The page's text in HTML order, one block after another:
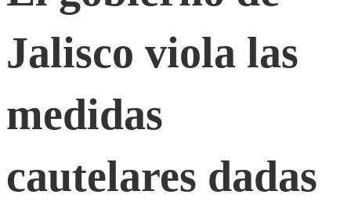
de
Jalisco
viola
las
Jalisco viola las
medidas
cautelares dadas